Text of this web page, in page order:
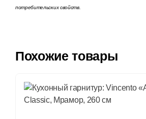
потребительских свойств.
Похожие товары